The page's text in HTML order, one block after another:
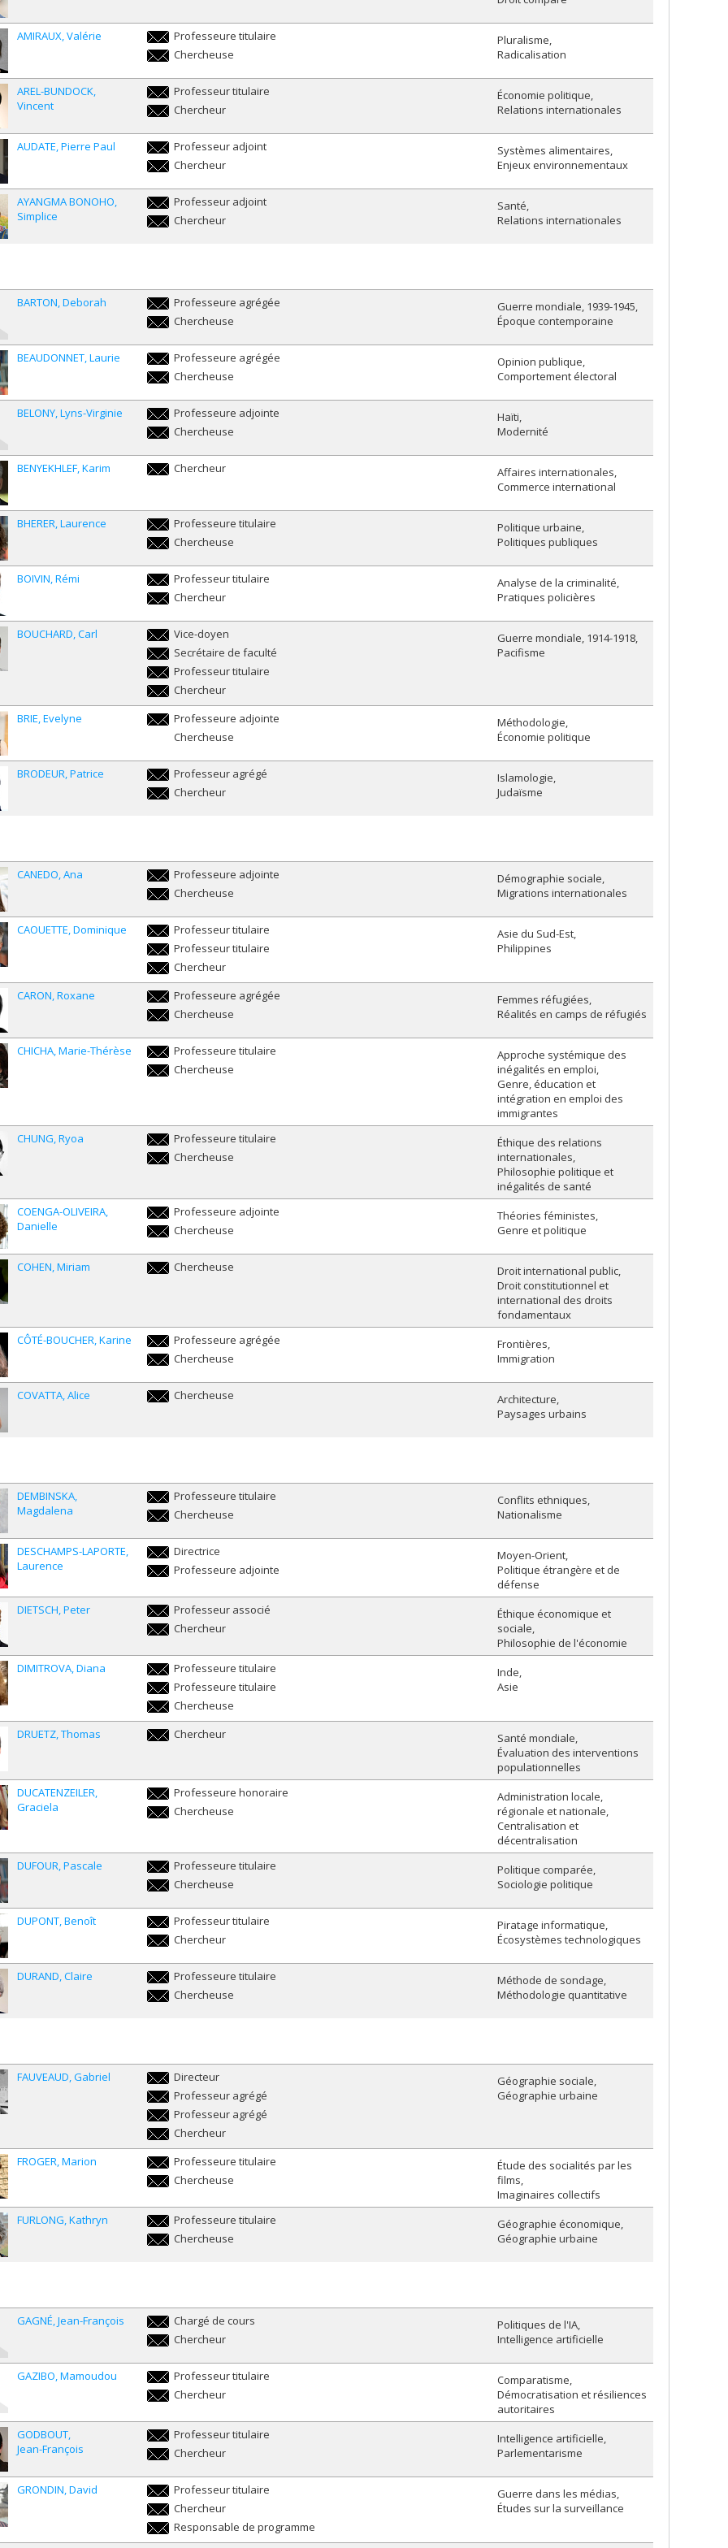
AMIRAUX Valérie
valerie.amiraux@umontreal.ca
Professeure titulaire
Chercheuse
Pluralisme
Radicalisation
AREL-BUNDOCK
Vincent
vincent.arel-
bundock@umontreal.ca
Professeur titulaire
bundock@umontreal.ca
Chercheur
Économie politique
Relations internationales
AUDATE Pierre Paul
pierre.paul.audate@umontreal.ca
Professeur adjoint
Chercheur
Systèmes alimentaires
Enjeux environnementaux
AYANGMA BONOHO
Simplice
simplice.ayangma.bonoho@umontreal.ca
Professeur adjoint
Chercheur
Santé
Relations internationales
BARTON Deborah
deborah.barton@umontreal.ca
Professeure agrégée
Chercheuse
Guerre mondiale, 1939-1945
Époque contemporaine
BEAUDONNET Laurie
laurie.beaudonnet@umontreal.ca
Professeure agrégée
Chercheuse
Opinion publique
Comportement électoral
BELONY Lyns-Virginie
lyns-
virginie.belony@umontreal.ca
Professeure adjointe
virginie.belony@umontreal.ca
Chercheuse
Haïti
Modernité
BENYEKHLEF Karim
Chercheur
Affaires internationales
Commerce international
BHERER Laurence
laurence.bherer@umontreal.ca
Professeure titulaire
Chercheuse
Politique urbaine
Politiques publiques
BOIVIN Rémi
remi.boivin@umontreal.ca
Professeur titulaire
Chercheur
Analyse de la criminalité
Pratiques policières
BOUCHARD Carl
carl.bouchard@umontreal.ca
Vice-doyen
carl.bouchard@umontreal.ca
Secrétaire de faculté
carl.bouchard@umontreal.ca
Professeur titulaire
carl.bouchard@umontreal.ca
Chercheur
Guerre mondiale, 1914-1918
Pacifisme
BRIE Evelyne
evelyne.brie@umontreal.ca
Professeure adjointe
Chercheuse
Méthodologie
Économie politique
BRODEUR Patrice
patrice.brodeur@umontreal.ca
Professeur agrégé
Chercheur
Islamologie
Judaïsme
CANEDO Ana
ana.canedo@umontreal.ca
Professeure adjointe
Chercheuse
Démographie sociale
Migrations internationales
CAOUETTE Dominique
dominique.caouette@umontreal.ca
Professeur titulaire
dominique.caouette@umontreal.ca
Professeur titulaire
dominique.caouette@umontreal.ca
Chercheur
Asie du Sud-Est
Philippines
CARON Roxane
roxane.caron.2@umontreal.ca
Professeure agrégée
Chercheuse
Femmes réfugiées
Réalités en camps de réfugiés
CHICHA Marie-Thérèse
marie-
therese.chicha@umontreal.ca
Professeure titulaire
Chercheuse
Approche systémique des
inégalités en emploi
Genre, éducation et
intégration en emploi des
immigrantes
CHUNG Ryoa
ryoa.chung@umontreal.ca
Professeure titulaire
Chercheuse
Éthique des relations
internationales
Philosophie politique et
inégalités de santé
COENGA-OLIVEIRA
Danielle
danielle.coenga.oliveira@umontreal.ca
Professeure adjointe
Chercheuse
Théories féministes
Genre et politique
COHEN Miriam
Chercheuse
Droit international public
Droit constitutionnel et
international des droits
fondamentaux
CÔTÉ-BOUCHER Karine
karine.cote-
boucher@umontreal.ca
Professeure agrégée
boucher@umontreal.ca
Chercheuse
Frontières
Immigration
COVATTA Alice
Chercheuse
Architecture
Paysages urbains
DEMBINSKA
Magdalena
magdalena.dembinska@umontreal.ca
Professeure titulaire
Chercheuse
Conflits ethniques
Nationalisme
DESCHAMPS-LAPORTE
Laurence
laurence.deschamps-
laporte@umontreal.ca
Directrice
laporte@umontreal.ca
Professeure adjointe
Moyen-Orient
Politique étrangère et de
défense
DIETSCH Peter
peter.dietsch@umontreal.ca
Professeur associé
Chercheur
Éthique économique et
sociale
Philosophie de l'économie
DIMITROVA Diana
diana.dimitrova@umontreal.ca
Professeure titulaire
diana.dimitrova@umontreal.ca
Professeure titulaire
diana.dimitrova@umontreal.ca
Chercheuse
Inde
Asie
DRUETZ Thomas
Chercheur
Santé mondiale
Évaluation des interventions
populationnelles
DUCATENZEILER
Graciela
graciela.ducatenzeiler@umontreal.ca
Professeure honoraire
Chercheuse
Administration locale,
régionale et nationale
Centralisation et
décentralisation
DUFOUR Pascale
pascale.dufour@umontreal.ca
Professeure titulaire
Chercheuse
Politique comparée
Sociologie politique
DUPONT Benoît
benoit.dupont@umontreal.ca
Professeur titulaire
Chercheur
Piratage informatique
Écosystèmes technologiques
DURAND Claire
claire.durand@umontreal.ca
Professeure titulaire
Chercheuse
Méthode de sondage
Méthodologie quantitative
FAUVEAUD Gabriel
gabriel.fauveaud@umontreal.ca
Directeur
gabriel.fauveaud@umontreal.ca
Professeur agrégé
gabriel.fauveaud@umontreal.ca
Professeur agrégé
gabriel.fauveaud@umontreal.ca
Chercheur
Géographie sociale
Géographie urbaine
FROGER Marion
marion.froger@umontreal.ca
Professeure titulaire
Chercheuse
Étude des socialités par les
films
Imaginaires collectifs
FURLONG Kathryn
kathryn.furlong@umontreal.ca
Professeure titulaire
Chercheuse
Géographie économique
Géographie urbaine
GAGNÉ Jean-François
jean-
francois.gagne@umontreal.ca
Chargé de cours
francois.gagne@umontreal.ca
Chercheur
Politiques de l'IA
Intelligence artificielle
GAZIBO Mamoudou
mamoudou.gazibo@umontreal.ca
Professeur titulaire
Chercheur
Comparatisme
Démocratisation et résiliences
autoritaires
GODBOUT
Jean-François
jean-
francois.godbout@umontreal.ca
Professeur titulaire
francois.godbout@umontreal.ca
Chercheur
Intelligence artificielle
Parlementarisme
GRONDIN David
david.grondin.2@umontreal.ca
Professeur titulaire
david.grondin.2@umontreal.ca
Chercheur
david.grondin.2@umontreal.ca
Responsable de programme
Guerre dans les médias
Études sur la surveillance